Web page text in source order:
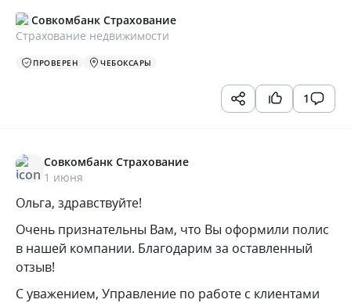
Совкомбанк Страхование
Страхование недвижимости
ПРОВЕРЕН ЧЕБОКСАРЫ
1
Совкомбанк Страхование
1 июня
Ольга, здравствуйте!
Очень признательны Вам, что Вы оформили полис
в нашей компании. Благодарим за оставленный
отзыв!
С уважением, Управление по работе с клиентами